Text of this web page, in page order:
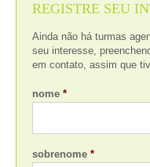
REGISTRE SEU
Ainda não há turmas
seu interesse,
em contato, assim que
nome *
sobrenome *